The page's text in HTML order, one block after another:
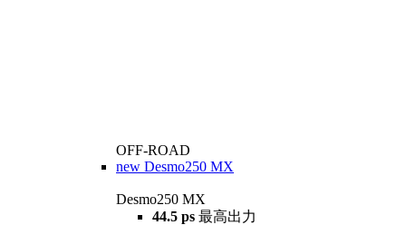
OFF-ROAD
new Desmo250 MX
Desmo250 MX
44.5 ps 最高出力